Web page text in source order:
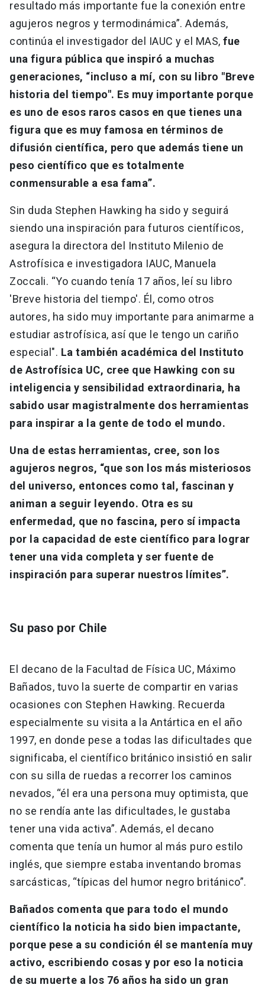
resultado más importante fue la conexión entre
agujeros negros y termodinámica”. Además,
continúa el investigador del IAUC y el MAS, fue
una figura pública que inspiró a muchas
generaciones, “incluso a mí, con su libro "Breve
historia del tiempo". Es muy importante porque
es uno de esos raros casos en que tienes una
figura que es muy famosa en términos de
difusión científica, pero que además tiene un
peso científico que es totalmente
conmensurable a esa fama”.
Sin duda Stephen Hawking ha sido y seguirá
siendo una inspiración para futuros científicos,
asegura la directora del Instituto Milenio de
Astrofísica e investigadora IAUC, Manuela
Zoccali. “Yo cuando tenía 17 años, leí su libro
'Breve historia del tiempo'. Él, como otros
autores, ha sido muy importante para animarme a
estudiar astrofísica, así que le tengo un cariño
especial". La también académica del Instituto
de Astrofísica UC, cree que Hawking con su
inteligencia y sensibilidad extraordinaria, ha
sabido usar magistralmente dos herramientas
para inspirar a la gente de todo el mundo.
Una de estas herramientas, cree, son los
agujeros negros, “que son los más misteriosos
del universo, entonces como tal, fascinan y
animan a seguir leyendo. Otra es su
enfermedad, que no fascina, pero sí impacta
por la capacidad de este científico para lograr
tener una vida completa y ser fuente de
inspiración para superar nuestros límites”.
Su paso por Chile
El decano de la Facultad de Física UC, Máximo
Bañados, tuvo la suerte de compartir en varias
ocasiones con Stephen Hawking. Recuerda
especialmente su visita a la Antártica en el año
1997, en donde pese a todas las dificultades que
significaba, el científico británico insistió en salir
con su silla de ruedas a recorrer los caminos
nevados, “él era una persona muy optimista, que
no se rendía ante las dificultades, le gustaba
tener una vida activa”. Además, el decano
comenta que tenía un humor al más puro estilo
inglés, que siempre estaba inventando bromas
sarcásticas, “típicas del humor negro británico”.
Bañados comenta que para todo el mundo
científico la noticia ha sido bien impactante,
porque pese a su condición él se mantenía muy
activo, escribiendo cosas y por eso la noticia
de su muerte a los 76 años ha sido un gran